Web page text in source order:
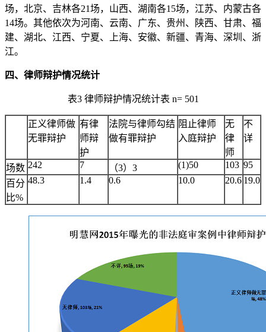
场，北京、吉林各21场，山西、湖南各15场，江苏、内蒙古各
14场。其他依次为河南、云南、广东、贵州、陕西、甘肃、福
建、湖北、江西、宁夏、上海、安徽、新疆、青海、深圳、浙
江。
四、律师辩护情况统计
表3 律师辩护情况统计表 n= 501
正义律师做
无罪辩护
有律
师辩
护
法院与律师勾结
做有罪辩护
阻止律师
入庭辩护
无
律
师
不
详
场数 242 7 （3）3 (1)50 103 95
百分
比%
48.3 1.4 0.6 10.0 20.6 19.0